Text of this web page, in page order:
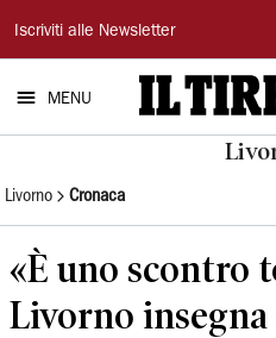
Il
Tirreno
Iscriviti alle Newsletter
MENU
Livorno Cronaca
«È uno scontro
Livorno insegna